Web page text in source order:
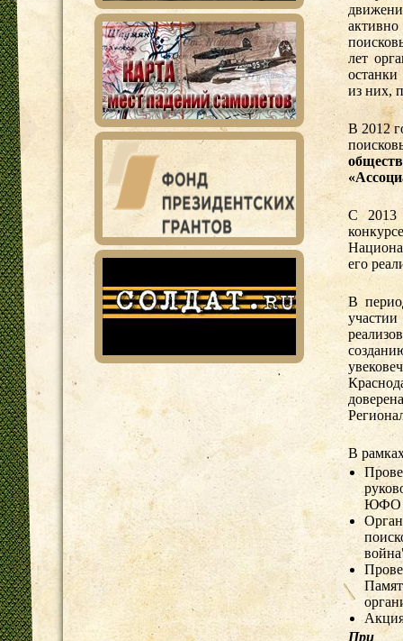
лет
из них,
В 2012
С 2013
его
В
В
ЮФО
При